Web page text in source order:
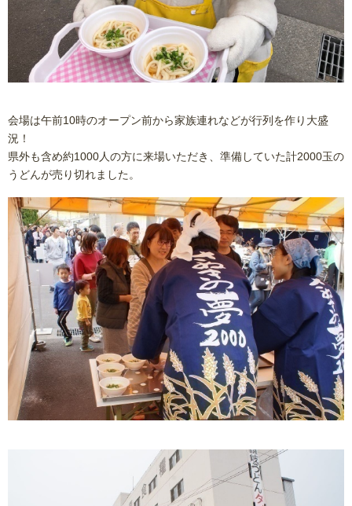
会場は午前10時のオープン前から家族連れなどが行列を作り大盛
況！
県外も含め約1000人の方に来場いただき、準備していた計2000玉の
うどんが売り切れました。